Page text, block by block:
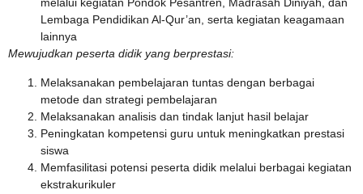
Lembaga Pendidikan Al-Qur’an, serta kegiatan keagamaan
lainnya
Mewujudkan peserta didik yang berprestasi:
Melaksanakan pembelajaran tuntas dengan berbagai
metode dan strategi pembelajaran
Melaksanakan analisis dan tindak lanjut hasil belajar
Peningkatan kompetensi guru untuk meningkatkan prestasi
siswa
Memfasilitasi potensi peserta didik melalui berbagai kegiatan
ekstrakurikuler